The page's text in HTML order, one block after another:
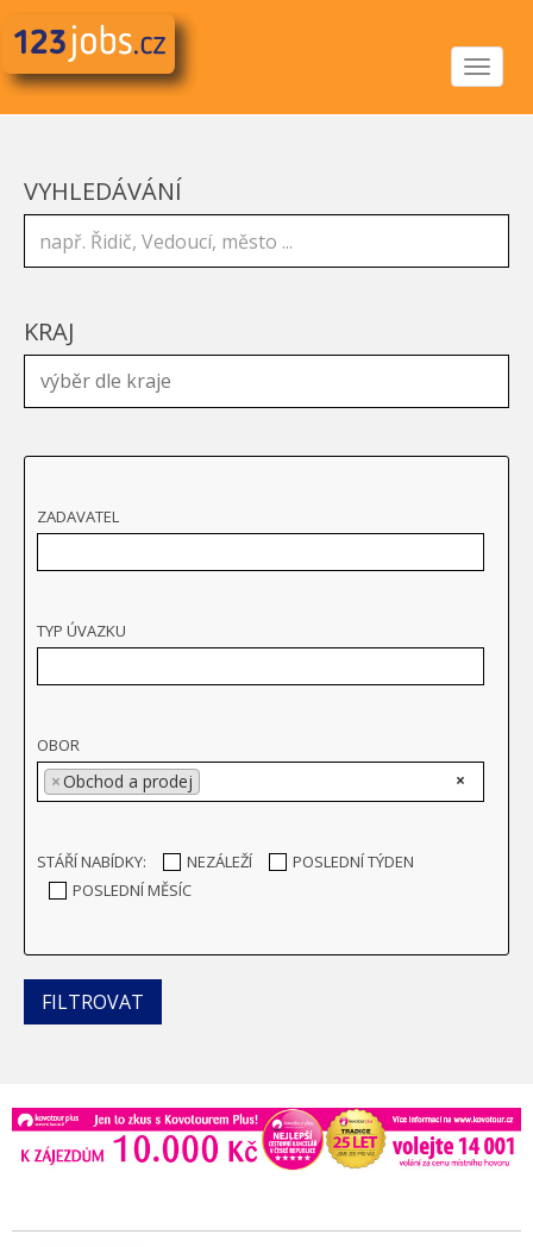
Toggle
VYHLEDÁVÁNÍ
KRAJ
ZADAVATEL
TYP ÚVAZKU
OBOR
×
×Obchod a prodej
STÁŘÍ NABÍDKY: NEZÁLEŽÍ
POSLEDNÍ TÝDEN
POSLEDNÍ MĚSÍC